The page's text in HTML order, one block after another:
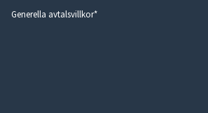
Generella avtalsvillkor*